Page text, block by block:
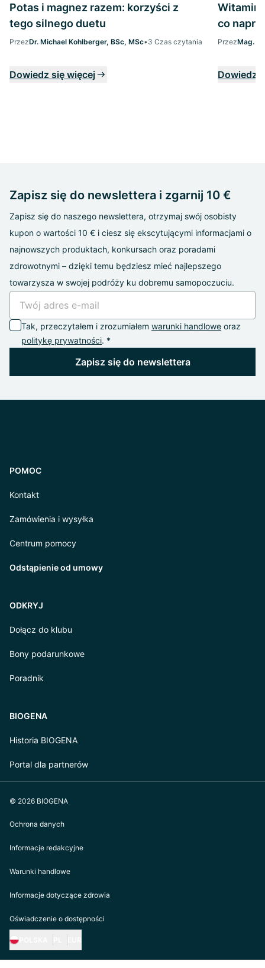
Potas i magnez razem: korzyści z
tego silnego duetu
PrzezDr. Michael Kohlberger, BSc, MSc•3 Czas czytania
Dowiedz się więcej
co
PrzezMag.
Dowiedz
Zapisz się do newslettera i zgarnij 10 €
Zapisz się do naszego newslettera, otrzymaj swój osobisty
kupon o wartości 10 € i ciesz się ekscytującymi informacjami o
najnowszych produktach, konkursach oraz poradami
zdrowotnymi – dzięki temu będziesz mieć najlepszego
towarzysza w swojej podróży ku dobremu samopoczuciu.
Tak, przeczytałem i zrozumiałem warunki handlowe oraz
politykę prywatności. *
Zapisz się do newslettera
POMOC
Kontakt
Zamówienia i wysyłka
Centrum pomocy
Odstąpienie od umowy
ODKRYJ
Dołącz do klubu
Bony podarunkowe
Poradnik
BIOGENA
Historia BIOGENA
Portal dla partnerów
© 2026 BIOGENA
Ochrona danych
Informacje redakcyjne
Warunki handlowe
Informacje dotyczące zdrowia
Oświadczenie o dostępności